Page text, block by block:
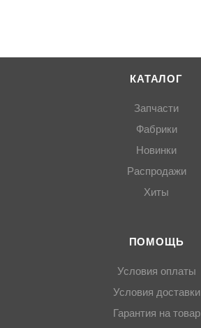
КАТАЛОГ
Запчасти
Фабрики
Новинки
Распродажи
Хиты
ПОМОЩЬ
Условия оплаты
Условия доставки
Гарантия на товар